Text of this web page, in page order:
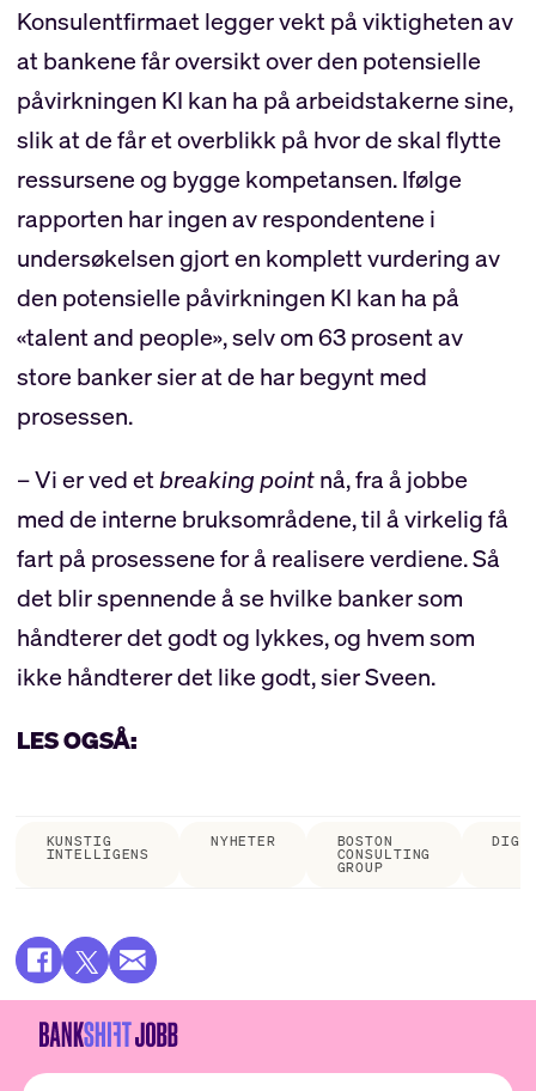
Konsulentfirmaet legger vekt på viktigheten av
at bankene får oversikt over den potensielle
påvirkningen KI kan ha på arbeidstakerne sine,
slik at de får et overblikk på hvor de skal flytte
ressursene og bygge kompetansen. Ifølge
rapporten har ingen av respondentene i
undersøkelsen gjort en komplett vurdering av
den potensielle påvirkningen KI kan ha på
«talent and people», selv om 63 prosent av
store banker sier at de har begynt med
prosessen.
– Vi er ved etbreaking pointnå, fra å jobbe
med de interne bruksområdene, til å virkelig få
fart på prosessene for å realisere verdiene. Så
det blir spennende å se hvilke banker som
håndterer det godt og lykkes, og hvem som
ikke håndterer det like godt, sier Sveen.
LES OGSÅ:
KUNSTIG
INTELLIGENS
NYHETER BOSTON
CONSULTING
GROUP